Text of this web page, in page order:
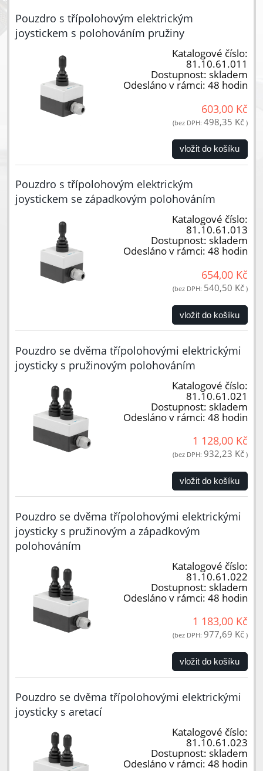
Pouzdro s třípolohovým elektrickým
joystickem s polohováním pružiny
Katalogové číslo:
81.10.61.011
Dostupnost: skladem
Odesláno v rámci: 48 hodin
603,00 Kč
(bez DPH: 498,35 Kč )
vložit do košíku
Pouzdro s třípolohovým elektrickým
joystickem se západkovým polohováním
Katalogové číslo:
81.10.61.013
Dostupnost: skladem
Odesláno v rámci: 48 hodin
654,00 Kč
(bez DPH: 540,50 Kč )
vložit do košíku
Pouzdro se dvěma třípolohovými elektrickými
joysticky s pružinovým polohováním
Katalogové číslo:
81.10.61.021
Dostupnost: skladem
Odesláno v rámci: 48 hodin
1 128,00 Kč
(bez DPH: 932,23 Kč )
vložit do košíku
Pouzdro se dvěma třípolohovými elektrickými
joysticky s pružinovým a západkovým
polohováním
Katalogové číslo:
81.10.61.022
Dostupnost: skladem
Odesláno v rámci: 48 hodin
1 183,00 Kč
(bez DPH: 977,69 Kč )
vložit do košíku
Pouzdro se dvěma třípolohovými elektrickými
joysticky s aretací
Katalogové číslo:
81.10.61.023
Dostupnost: skladem
Odesláno v rámci: 48 hodin